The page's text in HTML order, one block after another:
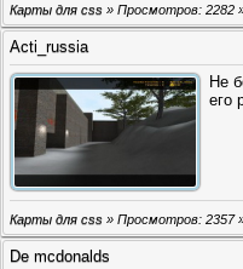
Карты для css » Просмотров: 2282
Acti_russia
Не
его
Карты для css » Просмотров: 2357
De mcdonalds